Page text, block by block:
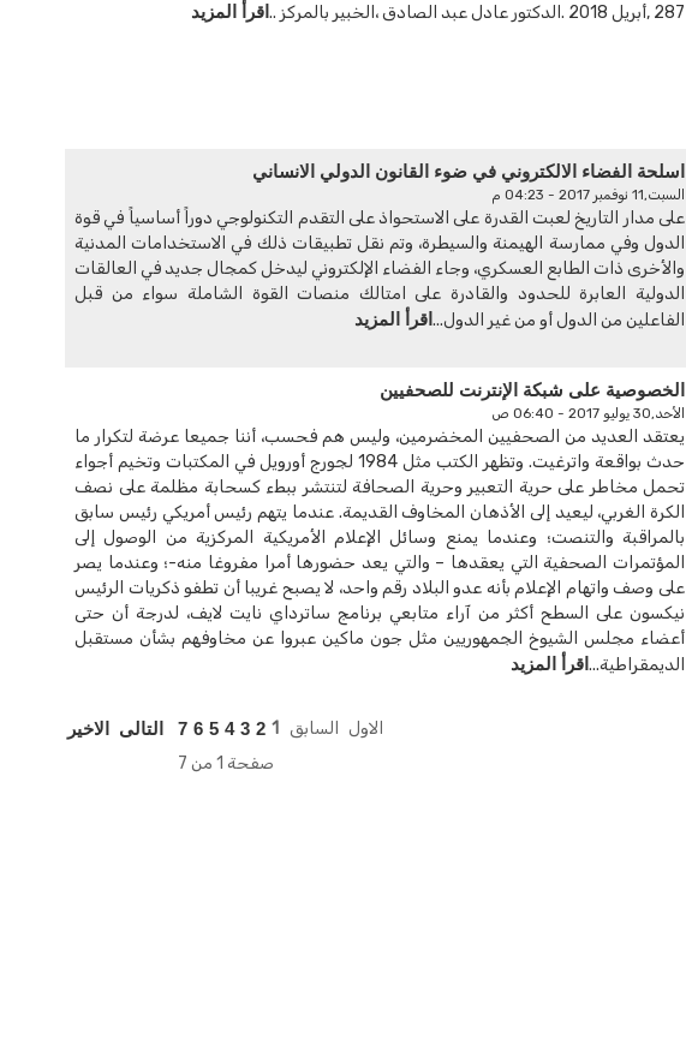
287 ,أبريل 2018 .الدكتور عادل عبد الصادق ،الخبير بالمركز ..
اقرأ المزيد
اسلحة الفضاء الالكتروني في ضوء القانون الدولي الانساني
السبت,11 نوفمبر 2017 - 04:23 م
على مدار التاريخ لعبت القدرة على الاستحواذ على التقدم التكنولوجي دوراً أساسياً في قوة
الدول وفي ممارسة الهيمنة والسيطرة، وتم نقل تطبيقات ذلك في الاستخدامات المدنية
والأخرى ذات الطابع العسكري، وجاء الفضاء الإلكتروني ليدخل كمجال جديد في العالقات
الدولية العابرة للحدود والقادرة على امتالك منصات القوة الشاملة سواء من قبل
الفاعلين من الدول أو من غير الدول... اقرأ المزيد
الخصوصية على شبكة الإنترنت للصحفيين
الأحد,30 يوليو 2017 - 06:40 ص
يعتقد العديد من الصحفيين المخضرمين، وليس هم فحسب، أننا جميعا عرضة لتكرار ما
حدث بواقعة واترغيت. وتظهر الكتب مثل 1984 لجورج أورويل في المكتبات وتخيم أجواء
تحمل مخاطر على حرية التعبير وحرية الصحافة لتنتشر ببطء كسحابة مظلمة على نصف
الكرة الغربي، ليعيد إلى الأذهان المخاوف القديمة. عندما يتهم رئيس أمريكي رئيس سابق
بالمراقبة والتنصت؛ وعندما يمنع وسائل الإعلام الأمريكية المركزية من الوصول إلى
المؤتمرات الصحفية التي يعقدها – والتي يعد حضورها أمرا مفروغا منه-؛ وعندما يصر
على وصف واتهام الإعلام بأنه عدو البلاد رقم واحد، لا يصبح غريبا أن تطفو ذكريات الرئيس
نيكسون على السطح أكثر من آراء متابعي برنامج ساترداي نايت لايف، لدرجة أن حتى
أعضاء مجلس الشيوخ الجمهوريين مثل جون ماكين عبروا عن مخاوفهم بشأن مستقبل
الديمقراطية... اقرأ المزيد
الاول السابق 1
2
3
4
5
6
7 التالى
الاخير
صفحة 1 من 7